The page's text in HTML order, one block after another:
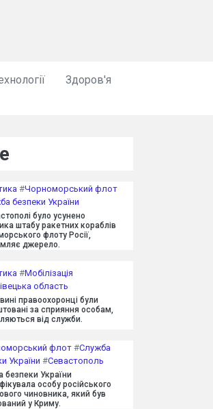
Здоров'я
#Чорноморський флот
безпеки України
було усунено
штабу ракетних кораблів
флоту Росії,
джерело.
#Мобілізація
область
правоохоронці були
за сприяння особам,
від служби.
флот #Служба
України #Севастополь
безпеки України
особу російського
чиновника, який був
у Криму.